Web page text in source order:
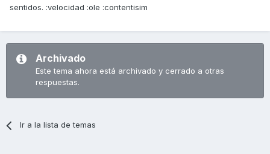
sentidos. :velocidad :ole :contentisim
Archivado
Este tema ahora está archivado y cerrado a otras
respuestas.
Ir a la lista de temas